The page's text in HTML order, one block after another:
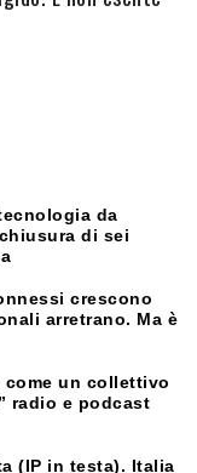
da
di sei
crescono
arretrano. Ma è
come un collettivo
radio e podcast
(IP in testa). Italia